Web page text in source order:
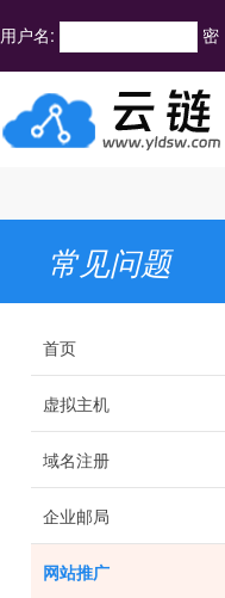
用户名:
常见问题
首页
虚拟主机
域名注册
企业邮局
网站推广